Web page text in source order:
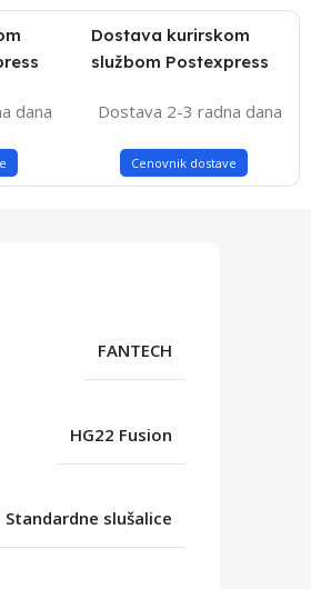
dana
Dostava kurirskom
službom Postexpress
Dostava 2-3 radna dana
Cenovnik dostave
FANTECH
HG22 Fusion
Standardne slušalice